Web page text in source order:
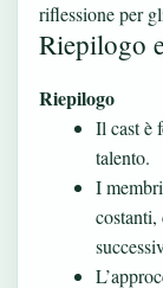
riflessione per
Riepilogo
Riepilogo
Il cast è
talento.
I
costanti,